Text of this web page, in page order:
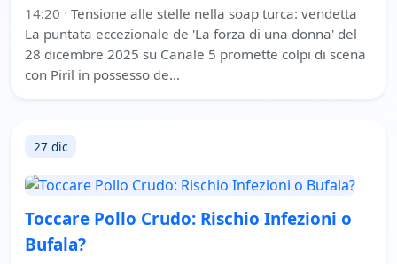
14:20 · Tensione alle stelle nella soap turca: vendetta
La puntata eccezionale de 'La forza di una donna' del
28 dicembre 2025 su Canale 5 promette colpi di scena
con Piril in possesso de…
27 dic
Toccare Pollo Crudo: Rischio Infezioni o
Bufala?